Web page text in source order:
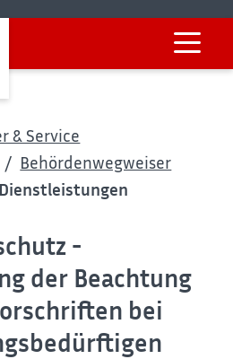
& Service
Behördenwegweiser
-
der Beachtung
bei